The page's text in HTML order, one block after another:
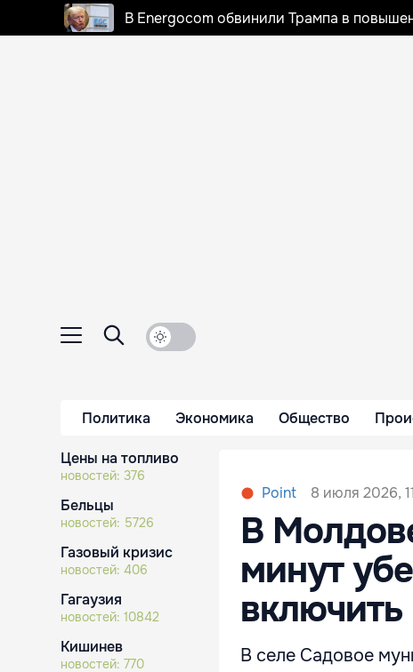
В Energocom обвинили Трампа в
Политика Экономика Общество
Цены на топливо
новостей: 376
Бельцы
новостей: 5726
Газовый кризис
новостей: 406
Гагаузия
новостей: 10842
Кишинев
новостей: 770
Point 8 июля 2026,
В
минут
включить
В селе Садовое